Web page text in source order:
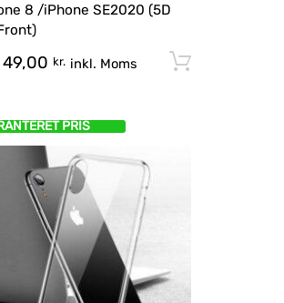
8 /iPhone SE2020 (5D
49,00 kr. inkl. Moms
PRIS